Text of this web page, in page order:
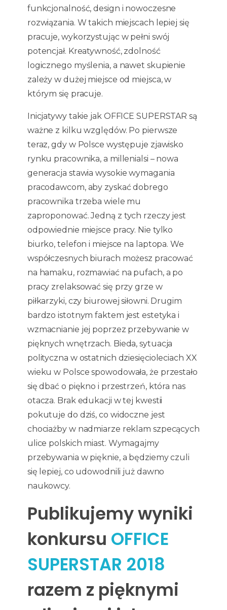
funkcjonalność, design i nowoczesne
rozwiązania. W takich miejscach lepiej się
pracuje, wykorzystując w pełni swój
potencjał. Kreatywność, zdolność
logicznego myślenia, a nawet skupienie
zależy w dużej miejsce od miejsca, w
którym się pracuje.
Inicjatywy takie jak OFFICE SUPERSTAR są
ważne z kilku względów. Po pierwsze
teraz, gdy w Polsce występuje zjawisko
rynku pracownika, a millenialsi – nowa
generacja stawia wysokie wymagania
pracodawcom, aby zyskać dobrego
pracownika trzeba wiele mu
zaproponować. Jedną z tych rzeczy jest
odpowiednie miejsce pracy. Nie tylko
biurko, telefon i miejsce na laptopa. We
współczesnych biurach możesz pracować
na hamaku, rozmawiać na pufach, a po
pracy zrelaksować się przy grze w
piłkarzyki, czy biurowej siłowni. Drugim
bardzo istotnym faktem jest estetyka i
wzmacnianie jej poprzez przebywanie w
pięknych wnętrzach. Bieda, sytuacja
polityczna w ostatnich dziesięcioleciach XX
wieku w Polsce spowodowała, że przestało
się dbać o piękno i przestrzeń, która nas
otacza. Brak edukacji w tej kwestii
pokutuje do dziś, co widoczne jest
chociażby w nadmiarze reklam szpecących
ulice polskich miast. Wymagajmy
przebywania w pięknie, a będziemy czuli
się lepiej, co udowodnili już dawno
naukowcy.
Publikujemy wyniki
konkursu OFFICE
SUPERSTAR 2018
razem z pięknymi